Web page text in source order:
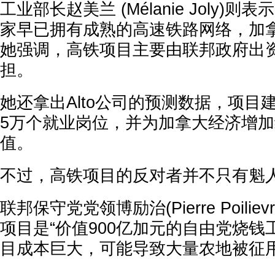
工业部长赵美兰 (Mélanie Joly)则表
家早已拥有成熟的高速铁路网络，加
她强调，高铁项目主要由联邦政府出
担。
她还拿出Alto公司的预测数据，项目
5万个就业岗位，并为加拿大经济增
值。
不过，高铁项目的反对者并不只有魁
联邦保守党党领博励治(Pierre
项目是“价值900亿加元的自由党烧钱
目成本巨大，可能导致大量农地被征